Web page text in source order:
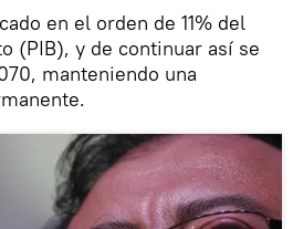
en el orden de 11% del
(PIB), y de continuar así se
manteniendo una